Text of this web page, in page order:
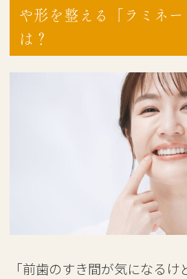
や形を整える「ラミネー
は？
「前歯のすき間が気になる